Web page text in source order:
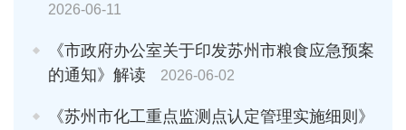
2026-06-11
《市政府办公室关于印发苏州市粮食应急预案
的通知》解读
2026-06-02
《苏州市化工重点监测点认定管理实施细则》